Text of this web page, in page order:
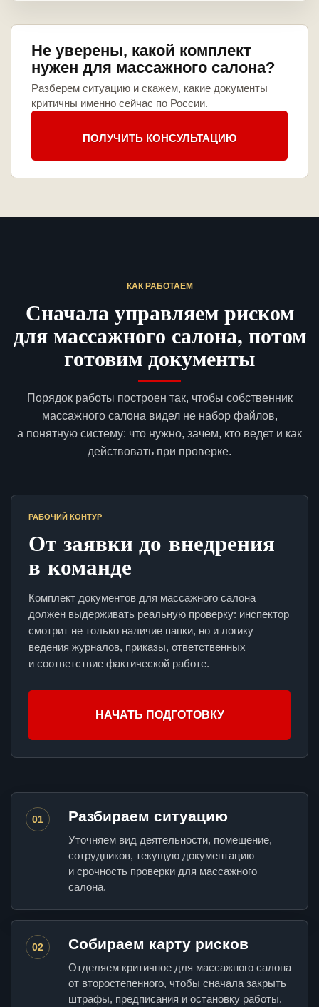
Не уверены, какой комплект
нужен для массажного салона?
Разберем ситуацию и скажем, какие документы
критичны именно сейчас по России.
ПОЛУЧИТЬ КОНСУЛЬТАЦИЮ
КАК РАБОТАЕМ
Сначала управляем риском
для массажного салона, потом
готовим документы
Порядок работы построен так, чтобы собственник
массажного салона видел не набор файлов,
а понятную систему: что нужно, зачем, кто ведет и как
действовать при проверке.
РАБОЧИЙ КОНТУР
От заявки до внедрения
в команде
Комплект документов для массажного салона
должен выдерживать реальную проверку: инспектор
смотрит не только наличие папки, но и логику
ведения журналов, приказы, ответственных
и соответствие фактической работе.
НАЧАТЬ ПОДГОТОВКУ
01 Разбираем ситуацию
Уточняем вид деятельности, помещение,
сотрудников, текущую документацию
и срочность проверки для массажного
салона.
02 Собираем карту рисков
Отделяем критичное для массажного салона
от второстепенного, чтобы сначала закрыть
штрафы, предписания и остановку работы.